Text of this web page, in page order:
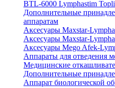
BTL-6000 Lymphastim
Дополнительные
аппаратам
Аксесуары Maxstar-
Аксесуары Maxstar-
Аксесуары Mego Afek-
Аппараты для отведения
Медицинские
Дополнительные
Аппарат биологической